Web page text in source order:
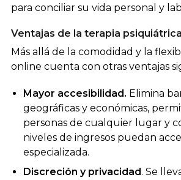
para conciliar su vida personal y
Ventajas de la terapia
Más allá de la comodidad y la
online cuenta con otras ventajas
Mayor accesibilidad. Elimina
geográficas y económicas,
personas de cualquier lugar y
niveles de ingresos puedan
especializada.
Discreción y privacidad . Se